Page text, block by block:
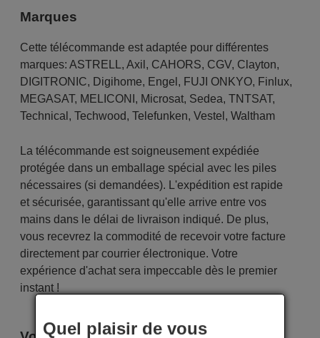
Marques
Cette télécommande est adaptée pour différentes
marques: ASTRELL , Axil , CAHORS, CGV, Clayton,
DIGITRONIC, Digihome, Engel , FUJI ONKYO, Finlux,
MEGASAT, MELICONI , Microsat, Sedea, TNTSAT,
Technical , Techwood, Telefunken, Vestel , Waltham
La télécommande est soigneusement expédiée
protégée dans un emballage spécial avec les piles
nécessaires (si demandées). L'expédition est rapide
et sécurisée, garantissant qu'elle arrive entre vos
mains dans le délai de livraison indiqué. De plus,
vous recevrez la commodité de recevoir votre facture
directement par courrier électronique. Votre
expérience d'achat sera impeccable dès le premier
instant !
Quel plaisir de vous